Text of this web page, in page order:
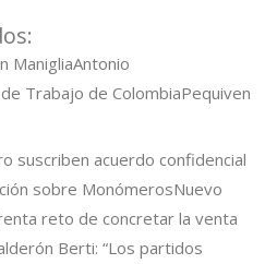
ManigliaAntonio
Trabajo de ColombiaPequiven
suscriben acuerdo confidencial
sobre MonómerosNuevo
reto de concretar la venta
Berti: “Los partidos